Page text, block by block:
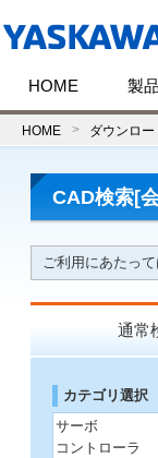
HOME 製
HOME ダウンロー
CAD検索[
ご利用にあたって
通常
カテゴリ選択
サーボ
コントローラ